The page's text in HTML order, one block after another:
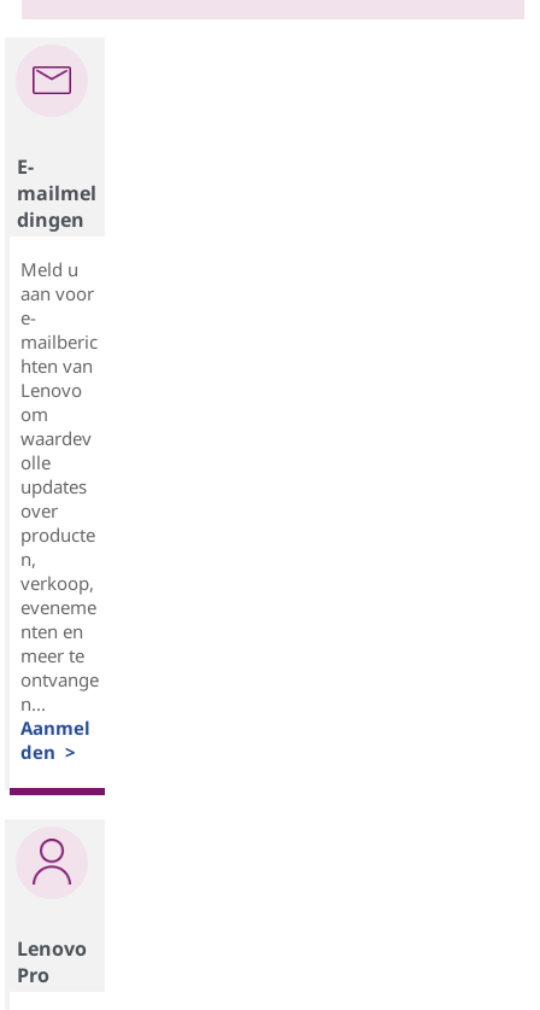
E-
mailmel
dingen
Meld u
aan voor
e-
mailberic
hten van
Lenovo
om
waardev
olle
updates
over
producte
n,
verkoop,
eveneme
nten en
meer te
ontvange
n...
Aanmel
den >
Lenovo
Pro